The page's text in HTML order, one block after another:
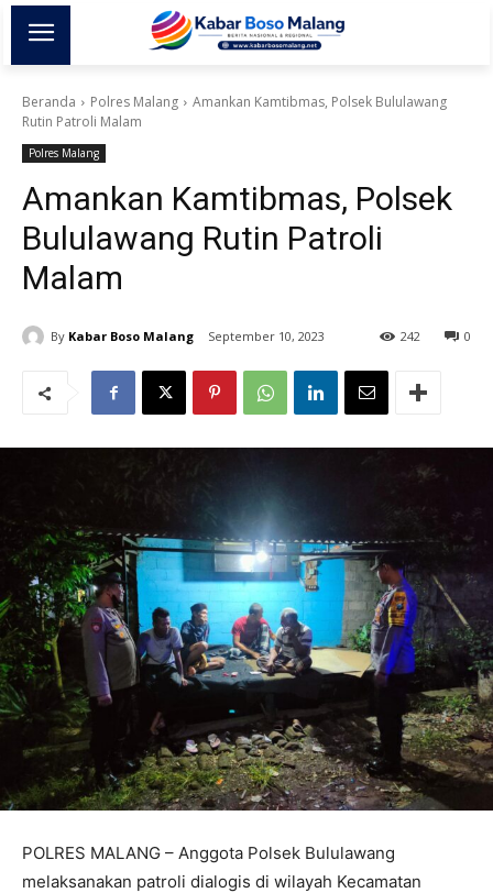
Beranda Polres Malang
Amankan Kamtibmas, Polsek Bululawang
Rutin Patroli Malam
Polres Malang
Amankan Kamtibmas, Polsek
Bululawang Rutin Patroli
Malam
By Kabar Boso Malang September 10, 2023 0
242
POLRES MALANG – Anggota Polsek Bululawang
melaksanakan patroli dialogis di wilayah Kecamatan